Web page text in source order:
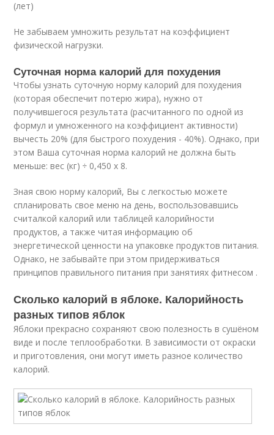
(лет)
Не забываем умножить результат на коэффициент
физической нагрузки.
Суточная норма калорий для похудения
Чтобы узнать суточную норму калорий для похудения
(которая обеспечит потерю жира), нужно от
получившегося результата (расчитанного по одной из
формул и умноженного на коэффициент активности)
вычесть 20% (для быстрого похудения - 40%). Однако, при
этом Ваша суточная норма калорий не должна быть
меньше: вес (кг) ÷ 0,450 х 8.
Зная свою норму калорий, Вы с легкостью можете
спланировать свое меню на день, воспользовавшись
считалкой калорий или таблицей калорийности
продуктов, а также читая информацию об
энергетической ценности на упаковке продуктов питания.
Однако, не забывайте при этом придерживаться
принципов правильного питания при занятиях фитнесом .
Сколько калорий в яблоке. Калорийность
разных типов яблок
Яблоки прекрасно сохраняют свою полезность в сушёном
виде и после теплообработки. В зависимости от окраски
и приготовления, они могут иметь разное количество
калорий.